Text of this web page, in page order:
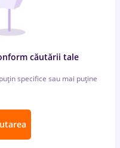
căutării tale
specifice sau mai puține